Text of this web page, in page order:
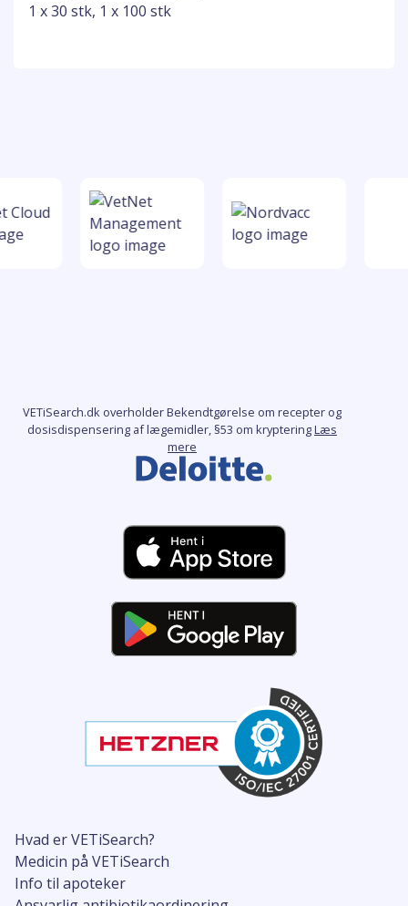
1 x 30 stk, 1 x 100 stk
Hvad er VETiSearch?
Medicin på VETiSearch
Info til apoteker
VETiSearch.dk overholder Bekendtgørelse om recepter og
dosisdispensering af lægemidler, §53 om krypteringLæs
mere